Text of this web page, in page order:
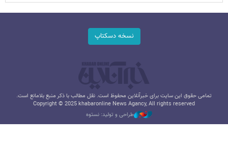
نسخه دسکتاپ
تمامی حقوق این سایت برای خبرآنلاین محفوظ است. نقل مطالب با ذکر منبع بلامانع است.
Copyright © 2025 khabaronline News Agancy, All rights reserved
طراحی و تولید: نستوه